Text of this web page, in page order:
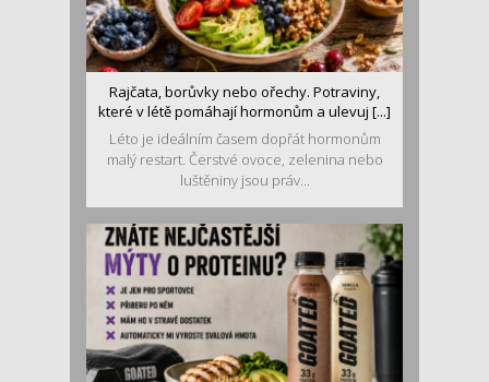
Rajčata, borůvky nebo ořechy. Potraviny,
které v létě pomáhají hormonům a ulevuj [...]
Léto je ideálním časem dopřát hormonům
malý restart. Čerstvé ovoce, zelenina nebo
luštěniny jsou práv...